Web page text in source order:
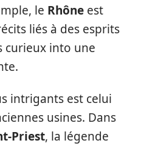
le Rhône est
liés à des esprits
curieux into une
intrigants est celui
usines. Dans
Priest, la légende